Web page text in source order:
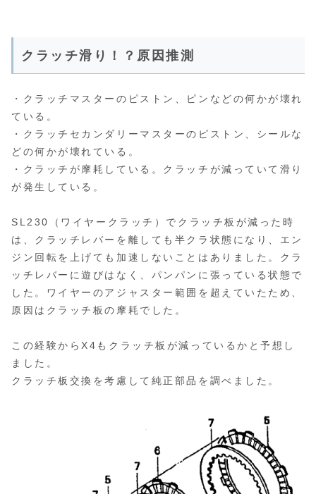
クラッチ滑り！？原因推測
・クラッチマスターのピストン、ピンなどの何かが壊れ
ている。
・クラッチセカンダリーマスターのピストン、シールな
どの何かが壊れている。
・クラッチが摩耗している。クラッチが減っていて滑り
が発生している。
SL230（ワイヤークラッチ）でクラッチ板が減った時
は、クラッチレバーを離しても半クラ状態になり、エン
ジン回転を上げても加速しないことはありました。クラ
ッチレバーに遊びはなく、パンパンに張っている状態で
した。ワイヤーのアジャスター範囲を超えていたため、
原因はクラッチ板の摩耗でした。
この経験からX4もクラッチ板が減っているかと予想し
ました。
クラッチ板交換を考慮して純正部品を調べました。